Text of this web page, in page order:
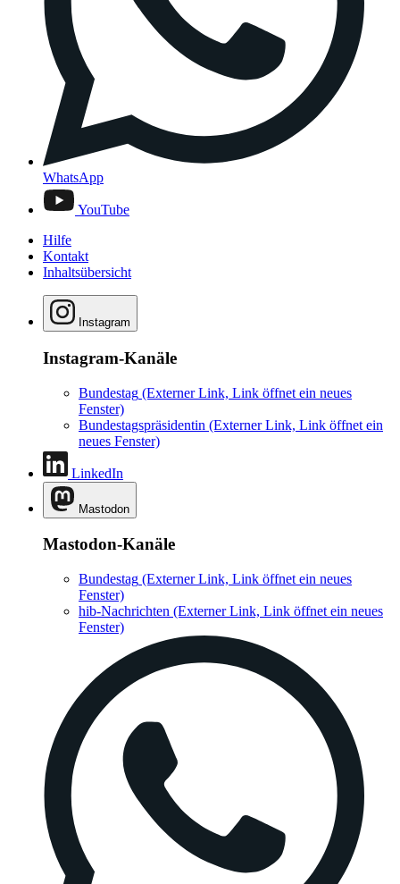
WhatsApp
YouTube
Hilfe
Kontakt
Inhaltsübersicht
Instagram
Instagram-Kanäle
Bundestag (Externer Link, Link öffnet ein neues
Fenster)
Bundestagspräsidentin (Externer Link, Link öffnet ein
neues Fenster)
LinkedIn
Mastodon
Mastodon-Kanäle
Bundestag (Externer Link, Link öffnet ein neues
Fenster)
hib-Nachrichten (Externer Link, Link öffnet ein neues
Fenster)